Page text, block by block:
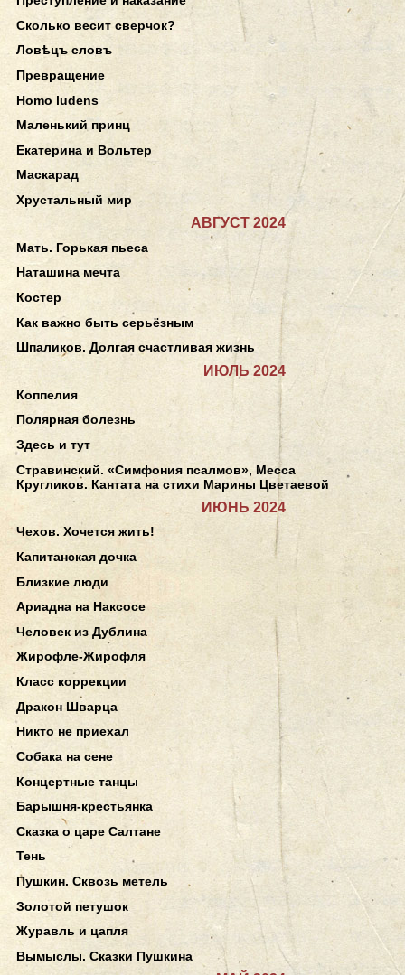
Сколько весит сверчок?
Ловѣцъ словъ
Превращение
Homo ludens
Маленький принц
Екатерина и Вольтер
Маскарад
Хрустальный мир
АВГУСТ 2024
Мать. Горькая пьеса
Наташина мечта
Костер
Как важно быть серьёзным
Шпаликов. Долгая счастливая жизнь
ИЮЛЬ 2024
Коппелия
Полярная болезнь
Здесь и тут
Стравинский. «Симфония псалмов», Месса
Кругликов. Кантата на стихи Марины Цветаевой
ИЮНЬ 2024
Чехов. Хочется жить!
Капитанская дочка
Близкие люди
Ариадна на Наксосе
Человек из Дублина
Жирофле-Жирофля
Класс коррекции
Дракон Шварца
Никто не приехал
Собака на сене
Концертные танцы
Барышня-крестьянка
Сказка о царе Салтане
Тень
Пушкин. Сквозь метель
Золотой петушок
Журавль и цапля
Вымыслы. Сказки Пушкина